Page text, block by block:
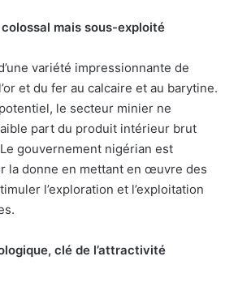
mais sous-exploité
variété impressionnante de
et du fer au calcaire et au barytine.
le secteur minier ne
part du produit intérieur brut
Le gouvernement nigérian est
la donne en mettant en œuvre des
l’exploration et l’exploitation
clé de l’attractivité